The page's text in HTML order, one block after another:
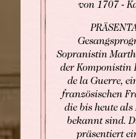
von 1707 -
Sopranistin
der Komponistin
de la Guerre,
französischen
die bis heute
bekannt sind.
präsentiert